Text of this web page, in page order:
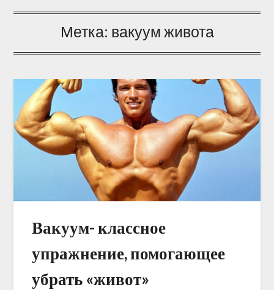
Метка: вакуум живота
Вакуум- классное
упражнение, помогающее
убрать «живот»